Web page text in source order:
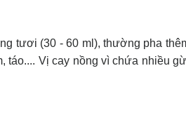
tươi (30 - 60 ml), thường pha
táo.... Vị cay nồng vì chứa nhiều